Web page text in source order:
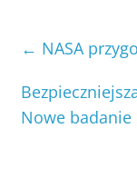
← NASA
Nowe